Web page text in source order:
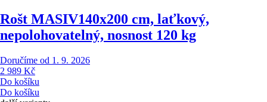
Rošt MASIV140x200 cm, laťkový,
nepolohovatelný, nosnost 120 kg
Doručíme od 1. 9. 2026
2 989 Kč
Do košíku
Do košíku